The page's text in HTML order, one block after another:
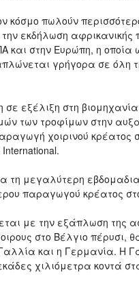
κόσμο πωλούν
εκδήλωση
και στην Ευρώπη, η οποία
γρήγορα σε όλη
σε εξέλιξη στη
των τροφίμων στην
χοιρινού
μεγαλύτερη
παραγωγού κρέατος
με την εξάπλωση της
στο Βέλγιο
και η Γερμανία. Η
χιλιόμετρα κοντά